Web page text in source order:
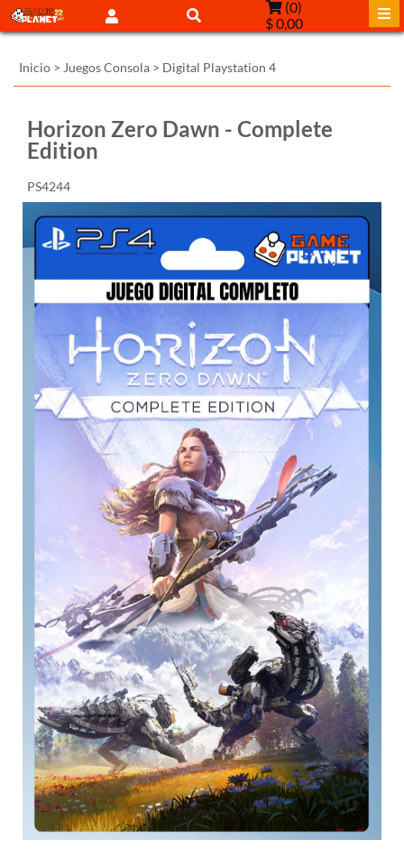
(0)
$ 0,00
Inicio > Juegos Consola > Digital Playstation 4
Horizon Zero Dawn - Complete
Edition
PS4244